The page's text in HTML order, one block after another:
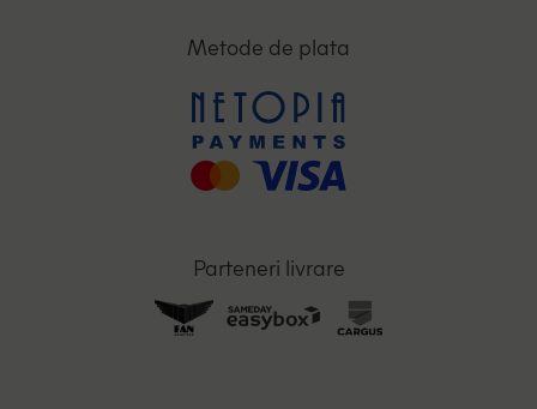
Metode de plata
Parteneri livrare